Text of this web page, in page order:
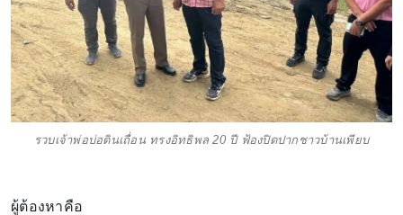
รวบเจ้าพ่อบ่อดินเถื่อน ทรงอิทธิพล 20 ปี ฟ้องปิดปากชาวบ้านเพียบ
ผู้ต้องหาคือ